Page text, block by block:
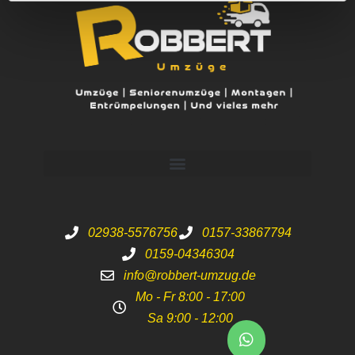
02938-5576756
0157-33867794
0159-04346304
info@robbert-umzug.de
Mo - Fr 8:00 - 17:00
Sa 9:00 - 12:00